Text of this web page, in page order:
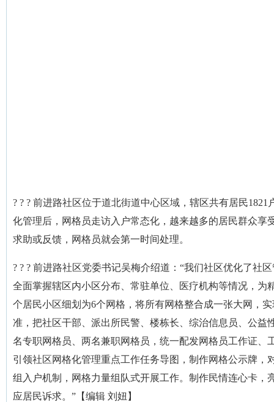
? ? ? 前进路社区位于道北街道中心区域，辖区共有居民
化管理后，网格员走访入户常态化，越来越多的居民群众
求助或反馈，网格员就会第一时间处理。
? ? ? 前进路社区党委书记吴梅介绍道：“我们社区优化了社
全面掌握辖区内小区分布、常驻单位、医疗机构等情况，
个居民小区细划为6个网格，将所有网格整合成一张大网，
准，把社区干部、派出所民警、楼栋长、综治信息员、公
名专职网格员、两名兼职网格员，统一配发网格员工作证
引领社区网格化管理重点工作任务导图，制作网格公示牌，
组入户机制，网格力量组队式开展工作。制作民情连心卡
应居民诉求。”【编辑 刘妞】